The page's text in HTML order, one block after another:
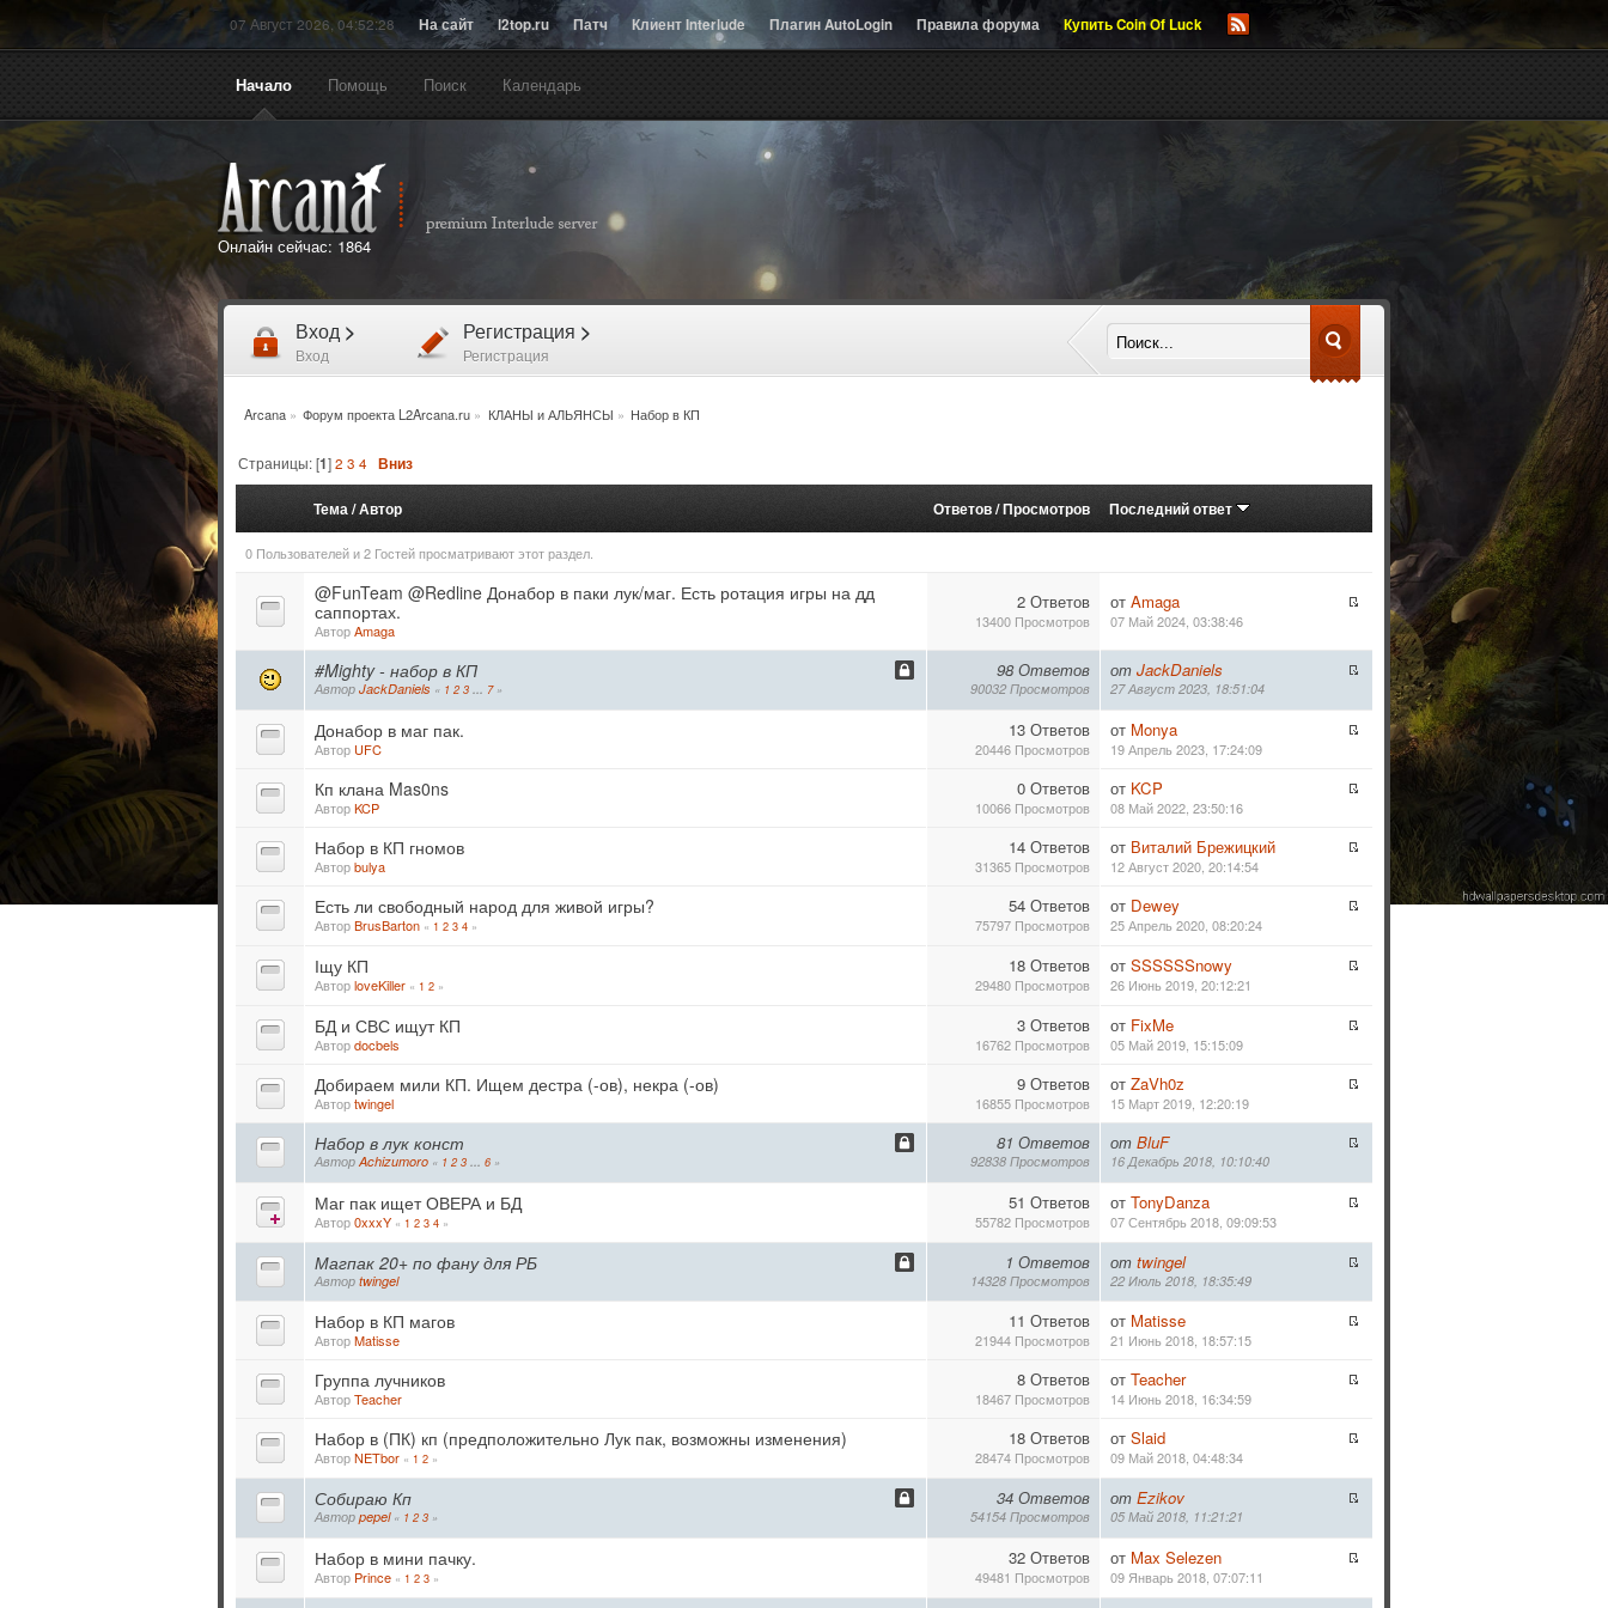
07 Август 2026, 04:52:28 На сайт l2top.ru Патч Клиент Interlude Плагин AutoLogin Правила форума Купить Coin Of Luck
Начало Помощь Поиск Календарь
Онлайн сейчас: 1864
Вход >
Вход
Регистрация >
Регистрация
Arcana» Форум проекта L2Arcana.ru » КЛАНЫ и АЛЬЯНСЫ » Набор в КП
Страницы: [1]2 3 4 Вниз
Тема/Автор Ответов/Просмотров Последний ответ
0 Пользователей и 2 Гостей просматривают этот раздел.
@FunTeam @Redline Донабор в паки лук/маг. Есть ротация игры на дд
саппортах.
АвторAmaga
2 Ответов
13400 Просмотров
от Amaga
07 Май 2024, 03:38:46
#Mighty - набор в КП
Автор JackDaniels « 1 2 3 ... 7»
98 Ответов
90032 Просмотров
от JackDaniels
27 Август 2023, 18:51:04
Донабор в маг пак.
Автор UFC
13 Ответов
20446 Просмотров
от Monya
19 Апрель 2023, 17:24:09
Кп клана Mas0ns
АвторKCP
0 Ответов
10066 Просмотров
от KCP
08 Май 2022, 23:50:16
Набор в КП гномов
Авторbulya
14 Ответов
31365 Просмотров
от Виталий Брежицкий
12 Август 2020, 20:14:54
Есть ли свободный народ для живой игры?
АвторBrusBarton « 1 2 3 4 »
54 Ответов
75797 Просмотров
от Dewey
25 Апрель 2020, 08:20:24
Іщу КП
АвторloveKiller « 1 2 »
18 Ответов
29480 Просмотров
от SSSSSSnowy
26 Июнь 2019, 20:12:21
БД и СВС ищут КП
Авторdocbels
3 Ответов
16762 Просмотров
от FixMe
05 Май 2019, 15:15:09
Добираем мили КП. Ищем дестра (-ов), некра (-ов)
Авторtwingel
9 Ответов
16855 Просмотров
от ZaVh0z
15 Март 2019, 12:20:19
Набор в лук конст
АвторAchizumoro « 1 2 3 ... 6 »
81 Ответов
92838 Просмотров
от BluF
16 Декабрь 2018, 10:10:40
Маг пак ищет ОВЕРА и БД
Автор0xxxY « 1 2 3 4 »
51 Ответов
55782 Просмотров
от TonyDanza
07 Сентябрь 2018, 09:09:53
Магпак 20+ по фану для РБ
Автор twingel
1 Ответов
14328 Просмотров
от twingel
22 Июль 2018, 18:35:49
Набор в КП магов
АвторMatisse
11 Ответов
21944 Просмотров
от Matisse
21 Июнь 2018, 18:57:15
Группа лучников
АвторTeacher
8 Ответов
18467 Просмотров
от Teacher
14 Июнь 2018, 16:34:59
Набор в (ПК) кп (предположительно Лук пак, возможны изменения)
АвторNETbor « 1 2 »
18 Ответов
28474 Просмотров
от Slaid
09 Май 2018, 04:48:34
Собираю Кп
Автор pepel « 1 2 3 »
34 Ответов
54154 Просмотров
от Ezikov
05 Май 2018, 11:21:21
Набор в мини пачку.
Автор Prince « 1 2 3 »
32 Ответов
49481 Просмотров
от Max Selezen
09 Январь 2018, 07:07:11